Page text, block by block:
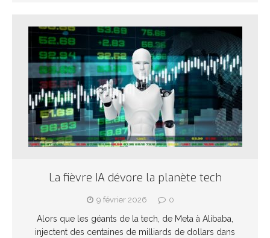
La fièvre IA dévore la planète tech
9 février 2026 0
Alors que les géants de la tech, de Meta à Alibaba,
injectent des centaines de milliards de dollars dans